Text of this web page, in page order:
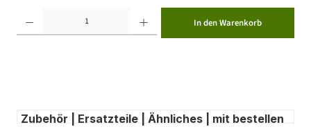
In den Warenkorb
Zubehör | Ersatzteile | Ähnliches | mit bestellen